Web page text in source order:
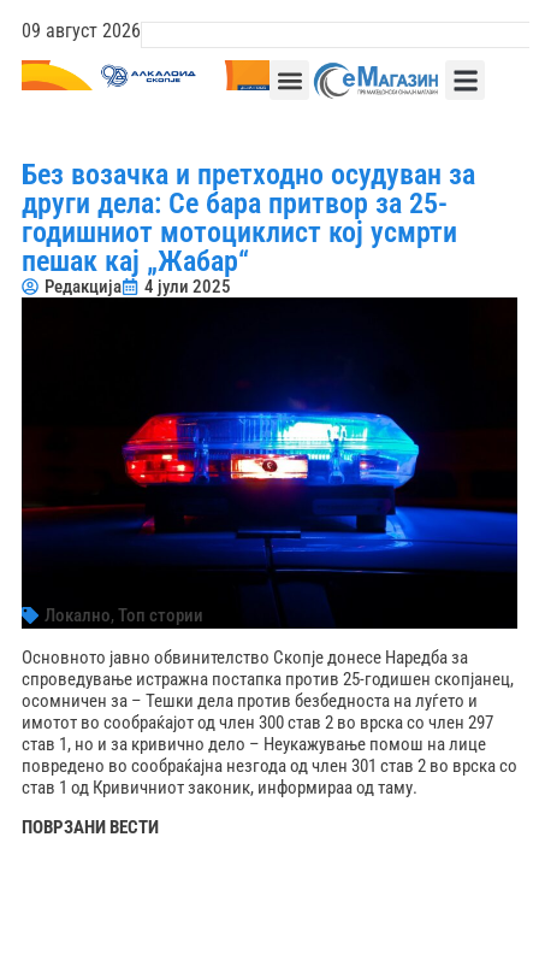
09 август 2026
Без возачка и претходно осудуван за
други дела: Се бара притвор за 25-
годишниот мотоциклист кој усмрти
пешак кај „Жабар“
Редакција 4 јули 2025
Локално, Топ стории
Основното јавно обвинителство Скопје донесе Наредба за
спроведување истражна постапка против 25-годишен скопјанец,
осомничен за – Тешки дела против безбедноста на луѓето и
имотот во сообраќајот од член 300 став 2 во врска со член 297
став 1, но и за кривично дело – Неукажување помош на лице
повредено во сообраќајна незгода од член 301 став 2 во врска со
став 1 од Кривичниот законик, информираа од таму.
ПОВРЗАНИ ВЕСТИ